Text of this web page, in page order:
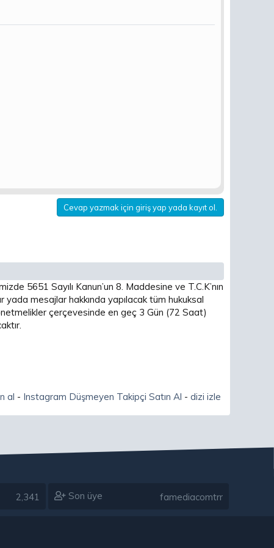
Cevap yazmak için giriş yap yada kayıt ol.
5651 Sayılı Kanun’un 8. Maddesine ve T.C.K’nın
mesajlar hakkında yapılacak tüm hukuksal
çerçevesinde en geç 3 Gün (72 Saat)
al - Instagram Düşmeyen Takipçi Satın Al - dizi izle
2,341 Son üye famediacomtrr